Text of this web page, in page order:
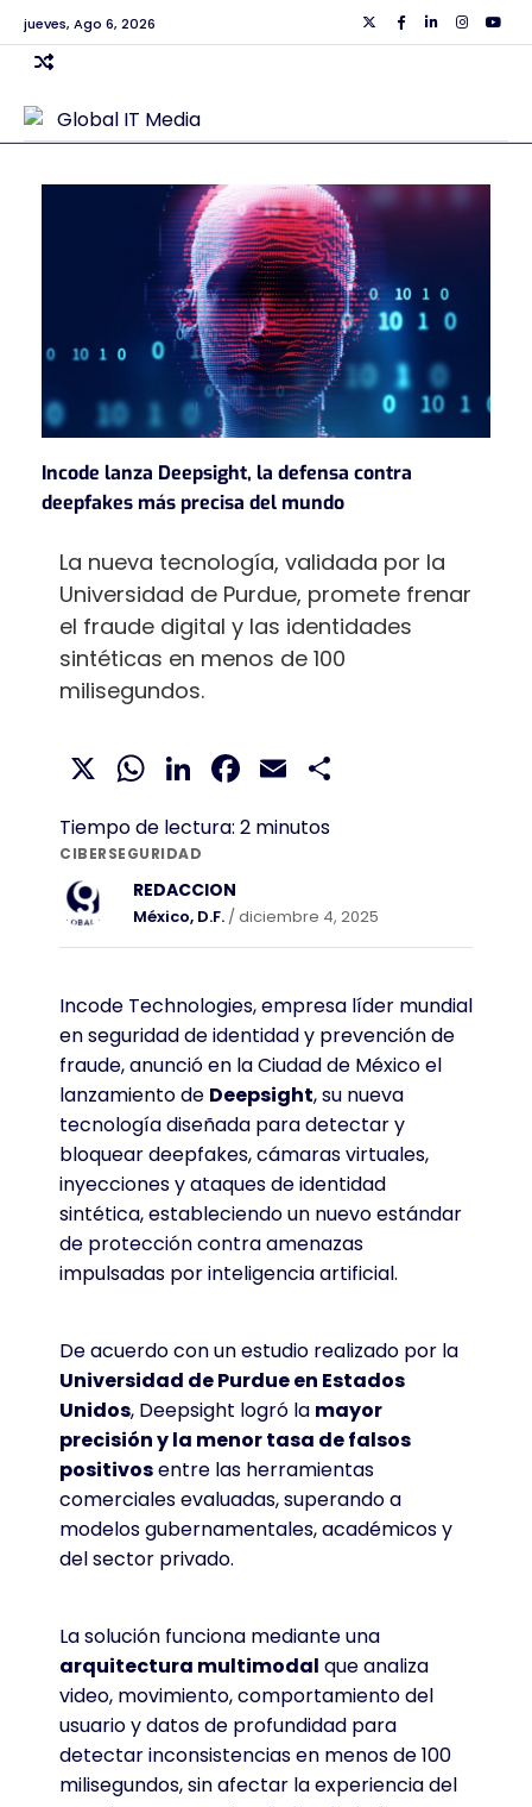
Skip
to
content
jueves, Ago 6, 2026 TwiiterFacebook
Linkedin
Incode lanza Deepsight, la defensa contra
deepfakes más precisa del mundo
X WhatsApp
LinkedIn
Facebook
Email
Tiempo de lectura: 2 minutos
CIBERSEGURIDAD
La nueva tecnología, validada por la
Universidad de Purdue, promete frenar
el fraude digital y las identidades
sintéticas en menos de 100
milisegundos.
REDACCION
México, D.F. / diciembre 4, 2025
Incode Technologies, empresa líder mundial
en seguridad de identidad y prevención de
fraude, anunció en la Ciudad de México el
lanzamiento de Deepsight, su nueva
tecnología diseñada para detectar y
bloquear deepfakes, cámaras virtuales,
inyecciones y ataques de identidad
sintética, estableciendo un nuevo estándar
de protección contra amenazas
impulsadas por inteligencia artificial.
De acuerdo con un estudio realizado por la
Universidad de Purdue en Estados
Unidos, Deepsight logró la mayor
precisión y la menor tasa de falsos
positivosentre las herramientas
comerciales evaluadas, superando a
modelos gubernamentales, académicos y
del sector privado.
La solución funciona mediante una
arquitectura multimodal que analiza
video, movimiento, comportamiento del
usuario y datos de profundidad para
detectar inconsistencias en menos de 100
milisegundos, sin afectar la experiencia del